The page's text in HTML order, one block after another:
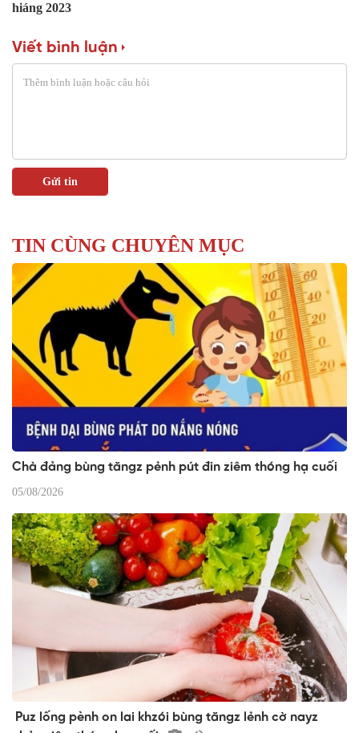
hiáng 2023
Viết bình luận
TIN CÙNG CHUYÊN MỤC
Chà đảng bùng tăngz pẻnh pút đin ziêm thóng hạ cuối
05/08/2026
Puz lống pènh on lai khzói bùng tăngz lẻnh cờ nayz